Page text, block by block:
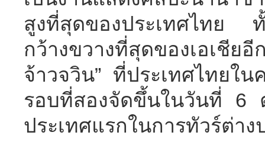
สูงที่สุดของประเทศไทย
กว้างขวางที่สุดของเอเชีย
จ้าวจวิน” ที่ประเทศไทย
รอบที่สองจัดขึ้นในวันที่ 6
ประเทศแรกในการทัวร์ต่าง